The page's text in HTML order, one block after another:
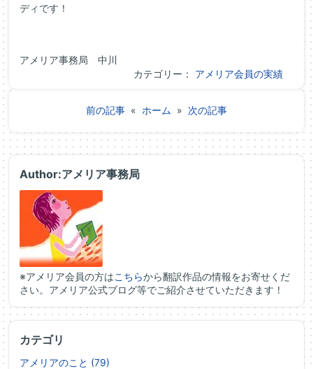
ディです！
アメリア事務局 中川
カテゴリー： アメリア会員の実績
前の記事 « ホーム » 次の記事
Author:アメリア事務局
※アメリア会員の方はこちらから翻訳作品の情報をお寄せくだ
さい。アメリア公式ブログ等でご紹介させていただきます！
カテゴリ
アメリアのこと (79)